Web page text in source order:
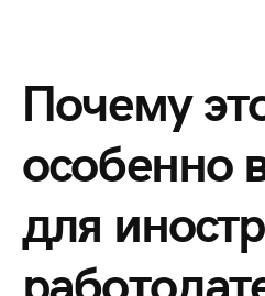
Почему
особенно
для